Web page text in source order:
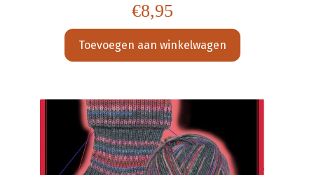
€8,95
Toevoegen aan winkelwagen